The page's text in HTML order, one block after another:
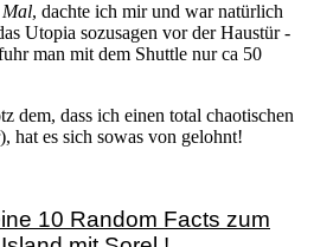
Mal, dachte ich mir und war natürlich
Utopia sozusagen vor der Haustür -
man mit dem Shuttle nur ca 50
dem, dass ich einen total chaotischen
hat es sich sowas von gelohnt!
10 Random Facts zum